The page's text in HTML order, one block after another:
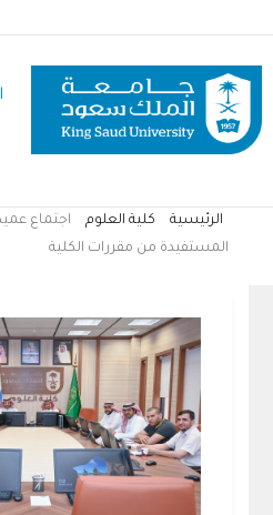
المحتوى
الرئيسي
مسار
الرئيسية كلية العلوم
اجتماع
المستفيدة من مقررات الكلية